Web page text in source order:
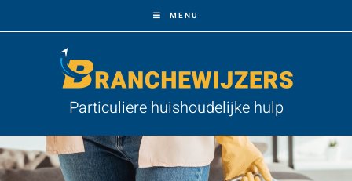
MENU
Particuliere huishoudelijke hulp